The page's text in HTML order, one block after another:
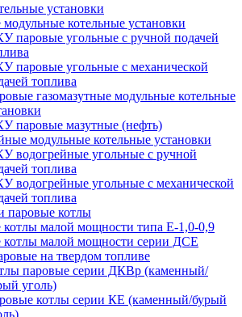
установки
котельные установки
паровые угольные с ручной подачей
паровые угольные с механической
топлива
газомазутные модульные котельные
паровые мазутные (нефть)
модульные котельные установки
водогрейные угольные с ручной
топлива
водогрейные угольные с механической
топлива
паровые котлы
малой мощности типа Е-1,0-0,9
котлы малой мощности серии ДСЕ
на твердом топливе
паровые серии ДКВр (каменный/
уголь)
котлы серии КЕ (каменный/бурый